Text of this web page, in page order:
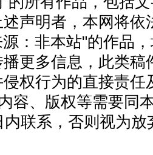
声明者，本网将依
：非本站"的作品
更多信息，此类
权行为的直接责任
容、版权等需要同
联系，否则视为放